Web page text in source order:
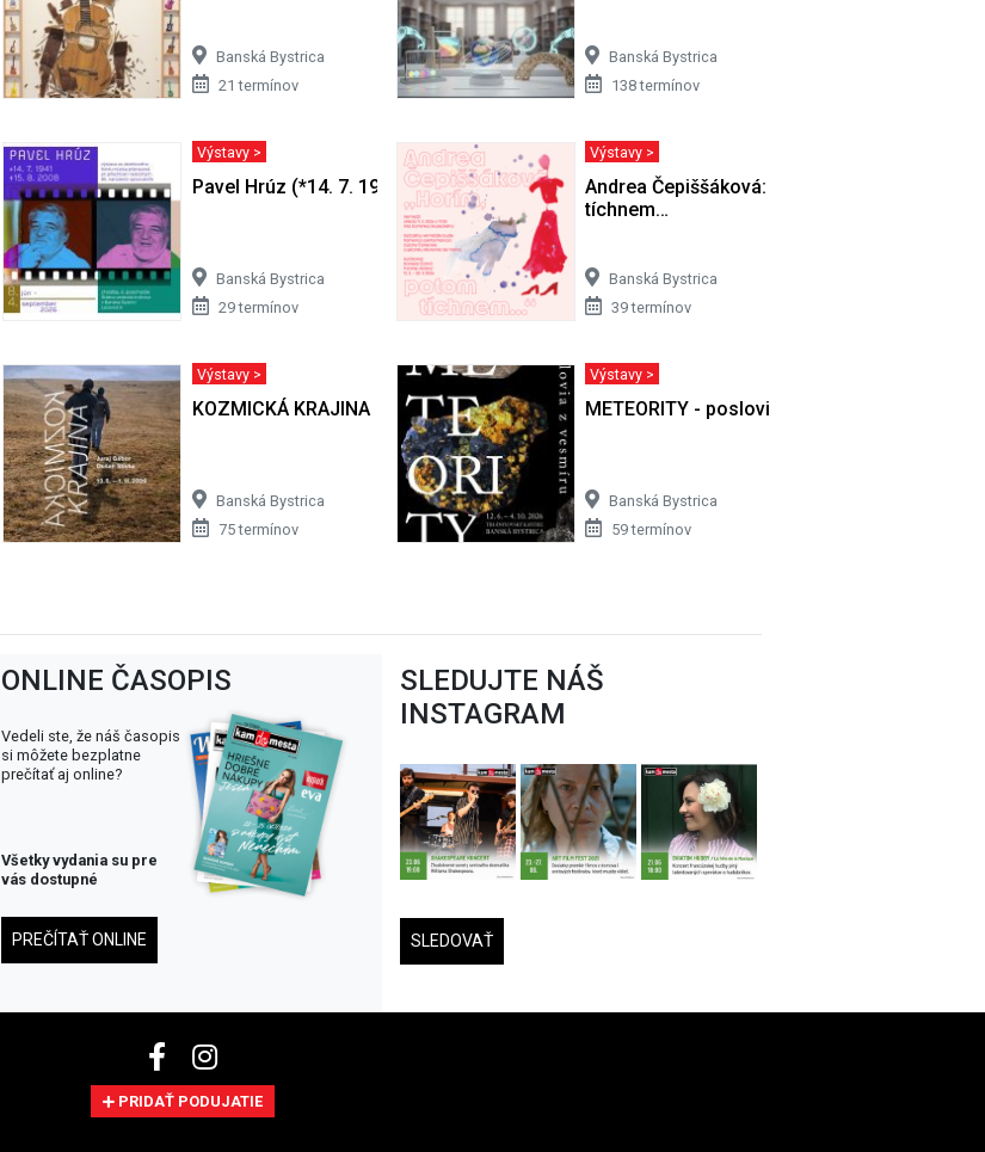
Banská Bystrica
21 termínov
Banská Bystrica
138 termínov
Výstavy >
Pavel Hrúz (*14. 7. 1941 + 15. 8. 2008)
Banská Bystrica
29 termínov
Výstavy >
Andrea Čepiššáková: Horím, potom
tíchnem…
Banská Bystrica
39 termínov
Výstavy >
KOZMICKÁ KRAJINA
Banská Bystrica
75 termínov
Výstavy >
METEORITY - poslovia z vesmíru
Banská Bystrica
59 termínov
ONLINE ČASOPIS
Vedeli ste, že náš časopis
si môžete bezplatne
prečítať aj online?
Všetky vydania su pre
vás dostupné
PREČÍTAŤ ONLINE
SLEDUJTE NÁŠ
INSTAGRAM
SLEDOVAŤ
PRIDAŤ PODUJATIE